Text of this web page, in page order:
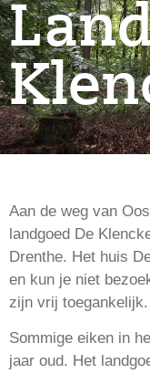
Aan de weg van
landgoed De
Drenthe. Het huis
en kun je niet
zijn vrij toegankelijk.
Sommige eiken in
jaar oud. Het